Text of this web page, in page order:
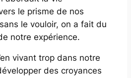
le prisme de nos
le vouloir, on a fait du
notre expérience.
vivant trop dans notre
des croyances